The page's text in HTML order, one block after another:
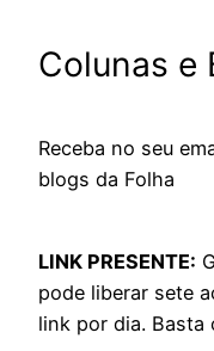
Colunas e
Receba no seu
blogs da Folha
LINK PRESENTE:
pode liberar sete
link por dia. Basta